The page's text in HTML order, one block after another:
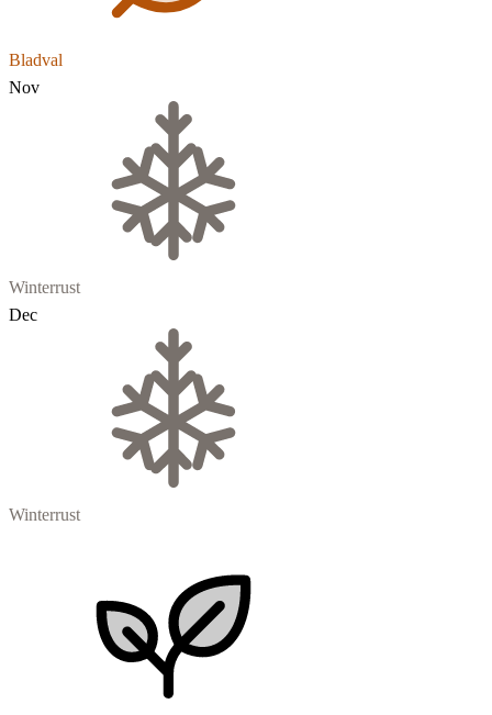
Bladval
Nov
Winterrust
Dec
Winterrust